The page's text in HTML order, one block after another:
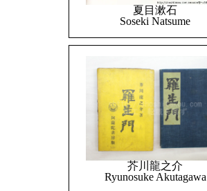
夏目漱石
Soseki Natsume
芥川龍之介
Ryunosuke Akutagawa